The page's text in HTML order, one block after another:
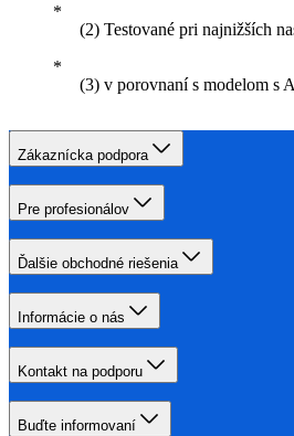
(2) Testované pri najnižších
(3) v porovnaní s modelom s
Zákaznícka podpora
Pre profesionálov
Ďalšie obchodné riešenia
Informácie o nás
Kontakt na podporu
Buďte informovaní